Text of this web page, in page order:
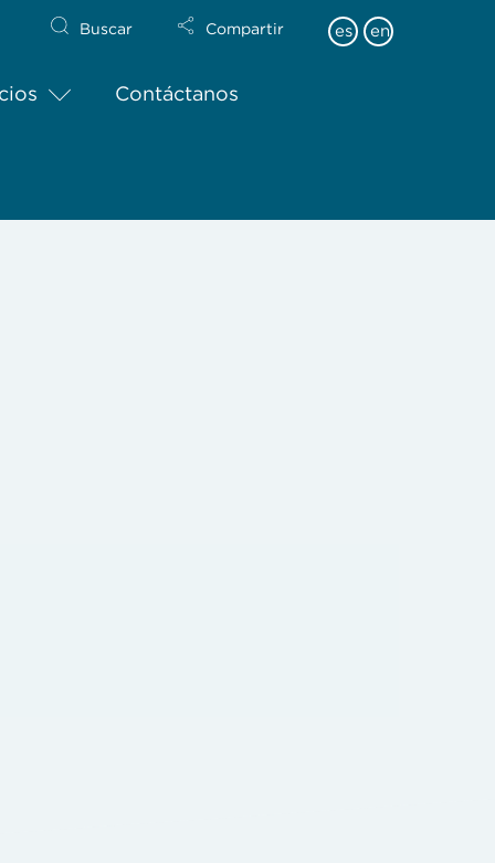
Contáctanos
Buscar Compartir es en